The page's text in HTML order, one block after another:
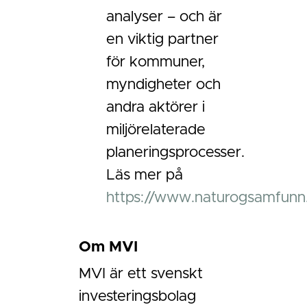
analyser – och är
en viktig partner
för kommuner,
myndigheter och
andra aktörer i
miljörelaterade
planeringsprocesser.
Läs mer på
https://
Om MVI
MVI är ett svenskt
investeringsbolag